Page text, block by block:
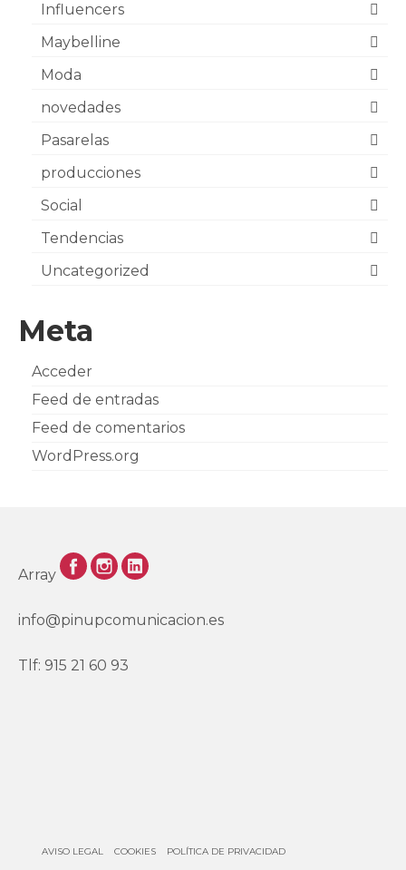
Influencers
Maybelline
Moda
novedades
Pasarelas
producciones
Social
Tendencias
Uncategorized
Meta
Acceder
Feed de entradas
Feed de comentarios
WordPress.org
Array
info@pinupcomunicacion.es
Tlf: 915 21 60 93
AVISO LEGAL COOKIES POLÍTICA DE PRIVACIDAD